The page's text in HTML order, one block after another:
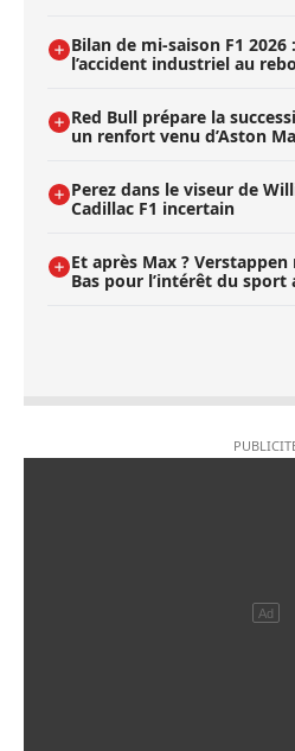
Bilan de mi-saison F1
l’accident industriel au
Red Bull prépare la
un renfort venu d’Aston
Perez dans le viseur de
Cadillac F1 incertain
Et après Max ?
Bas pour l’intérêt du sport